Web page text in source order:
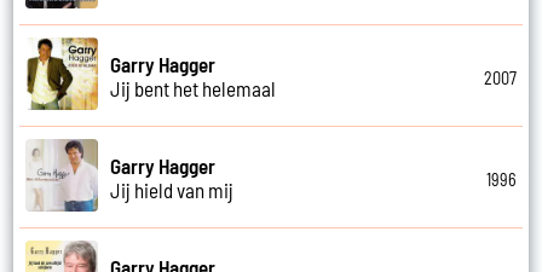
Garry Hagger
Jij bent het helemaal
2007
Garry Hagger
Jij hield van mij
1996
Garry Hagger